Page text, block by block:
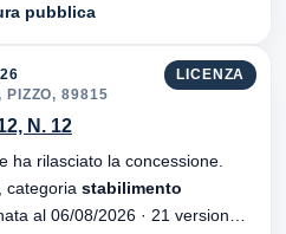
pubblica
LICENZA
PIZZO, 89815
N. 12
ha rilasciato la concessione.
, categoria stabilimento